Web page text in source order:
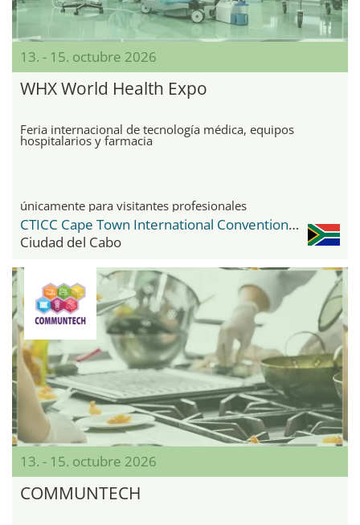
13. - 15. octubre 2026
WHX World Health Expo
Feria internacional de tecnología médica, equipos
hospitalarios y farmacia
únicamente para visitantes profesionales
CTICC Cape Town International Convention Center
Ciudad del Cabo
13. - 15. octubre 2026
COMMUNTECH